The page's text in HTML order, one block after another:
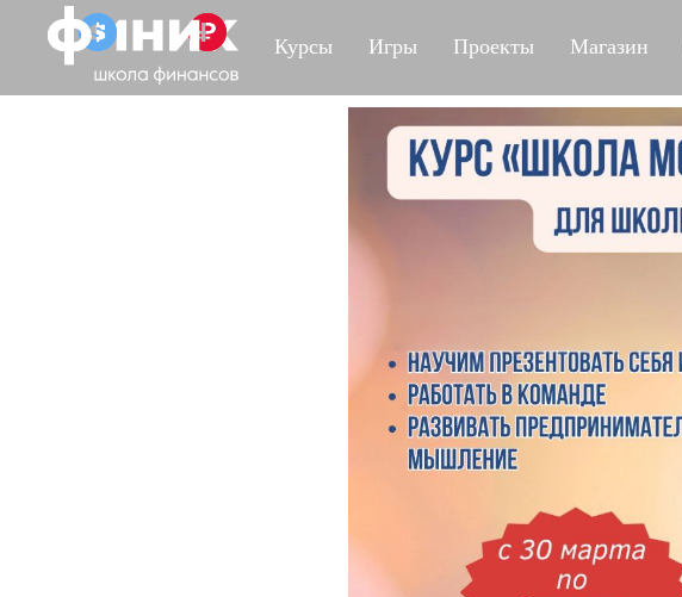
Курсы Игры Проекты Магазин